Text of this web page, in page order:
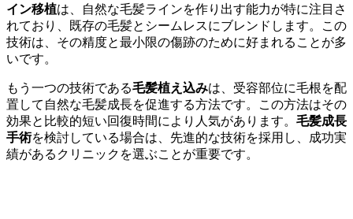
イン移植は、自然な毛髪ラインを作り出す能力が特に注目さ
れており、既存の毛髪とシームレスにブレンドします。この
技術は、その精度と最小限の傷跡のために好まれることが多
いです。
もう一つの技術である毛髪植え込みは、受容部位に毛根を配
置して自然な毛髪成長を促進する方法です。この方法はその
効果と比較的短い回復時間により人気があります。 毛髪成長
手術を検討している場合は、先進的な技術を採用し、成功実
績があるクリニックを選ぶことが重要です。